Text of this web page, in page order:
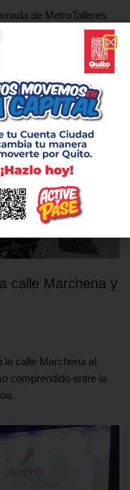
de MetroTalleres
Santa Clara.
calle Marchena y
la calle Marchena al
comprendido entre la